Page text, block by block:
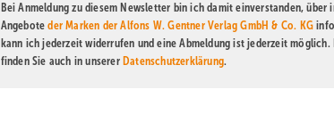
Bei Anmeldung zu diesem Newsletter bin ich damit einverstanden, über
Angeboteder Marken der Alfons W. Gentner Verlag GmbH & Co. KG
kann ich jederzeit widerrufen und eine Abmeldung ist jederzeit
finden Sie auch in unserer Datenschutzerklärung.